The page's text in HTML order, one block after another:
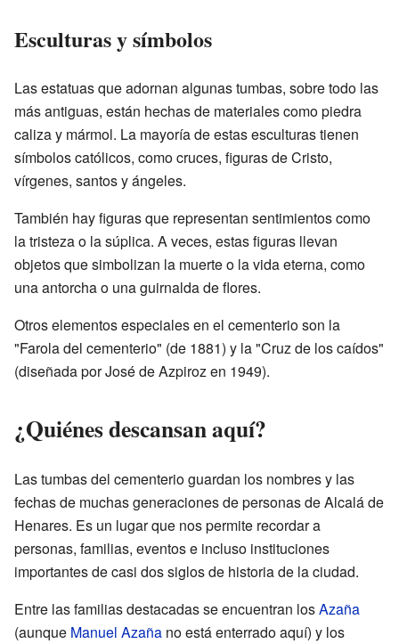
Esculturas y símbolos
Las estatuas que adornan algunas tumbas, sobre todo las
más antiguas, están hechas de materiales como piedra
caliza y mármol. La mayoría de estas esculturas tienen
símbolos católicos, como cruces, figuras de Cristo,
vírgenes, santos y ángeles.
También hay figuras que representan sentimientos como
la tristeza o la súplica. A veces, estas figuras llevan
objetos que simbolizan la muerte o la vida eterna, como
una antorcha o una guirnalda de flores.
Otros elementos especiales en el cementerio son la
"Farola del cementerio" (de 1881) y la "Cruz de los caídos"
(diseñada por José de Azpiroz en 1949).
¿Quiénes descansan aquí?
Las tumbas del cementerio guardan los nombres y las
fechas de muchas generaciones de personas de Alcalá de
Henares. Es un lugar que nos permite recordar a
personas, familias, eventos e incluso instituciones
importantes de casi dos siglos de historia de la ciudad.
Entre las familias destacadas se encuentran losAzaña
(aunque Manuel Azaña no está enterrado aquí) y los